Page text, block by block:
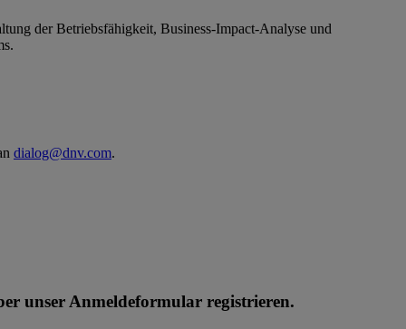
der Betriebsfähigkeit, Business-Impact-Analyse und
dialog@dnv.com.
unser Anmeldeformular registrieren.